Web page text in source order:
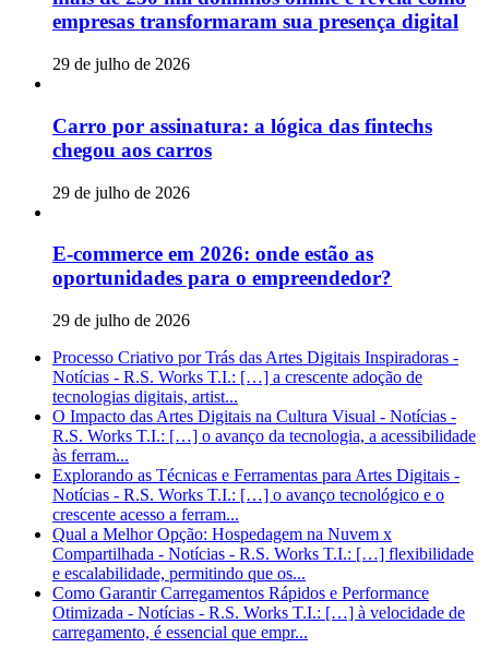
empresas transformaram sua presença digital
29 de julho de 2026
Carro por assinatura: a lógica das fintechs
chegou aos carros
29 de julho de 2026
E-commerce em 2026: onde estão as
oportunidades para o empreendedor?
29 de julho de 2026
Processo Criativo por Trás das Artes Digitais Inspiradoras -
Notícias - R.S. Works T.I.: […] a crescente adoção de
tecnologias digitais, artist...
O Impacto das Artes Digitais na Cultura Visual - Notícias -
R.S. Works T.I.: […] o avanço da tecnologia, a acessibilidade
às ferram...
Explorando as Técnicas e Ferramentas para Artes Digitais -
Notícias - R.S. Works T.I.: […] o avanço tecnológico e o
crescente acesso a ferram...
Qual a Melhor Opção: Hospedagem na Nuvem x
Compartilhada - Notícias - R.S. Works T.I.: […] flexibilidade
e escalabilidade, permitindo que os...
Como Garantir Carregamentos Rápidos e Performance
Otimizada - Notícias - R.S. Works T.I.: […] à velocidade de
carregamento, é essencial que empr...